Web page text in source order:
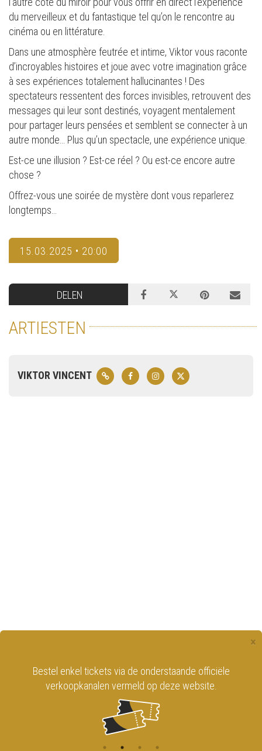
du merveilleux et du fantastique tel qu’on le rencontre au
cinéma ou en littérature.
Dans une atmosphère feutrée et intime, Viktor vous raconte
d’incroyables histoires et joue avec votre imagination grâce
à ses expériences totalement hallucinantes ! Des
spectateurs ressentent des forces invisibles, retrouvent des
messages qui leur sont destinés, voyagent mentalement
pour partager leurs pensées et semblent se connecter à un
autre monde… Plus qu’un spectacle, une expérience unique.
Est-ce une illusion ? Est-ce réel ? Ou est-ce encore autre
chose ?
Offrez-vous une soirée de mystère dont vous reparlerez
longtemps…
15.03.2025 • 20:00
DELEN
ARTIESTEN
VIKTOR VINCENT
×
Bestel enkel tickets via de onderstaande officiële
verkoopkanalen vermeld op deze website.